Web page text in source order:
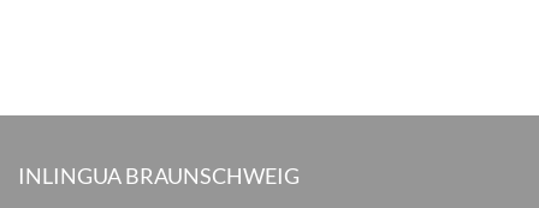
INLINGUA BRAUNSCHWEIG